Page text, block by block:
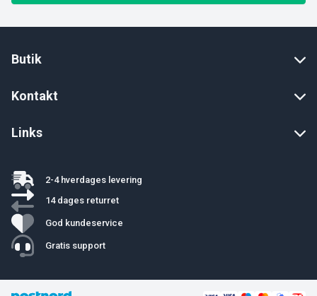
Butik
Kontakt
Links
2-4 hverdages levering
14 dages returret
God kundeservice
Gratis support